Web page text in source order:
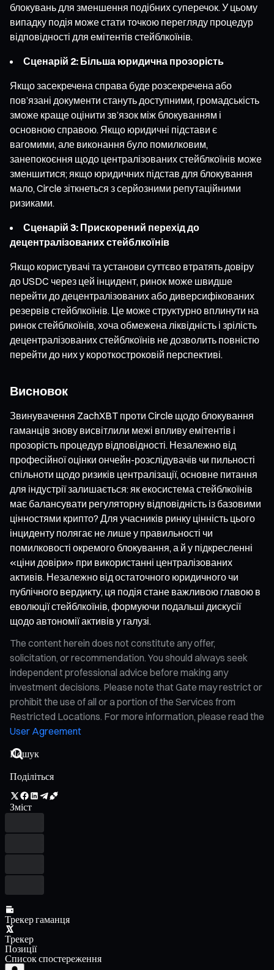
блокувань для зменшення подібних суперечок. У цьому
випадку подія може стати точкою перегляду процедур
відповідності для емітентів стейблкоїнів.
Сценарій 2: Більша юридична прозорість
Якщо засекречена справа буде розсекречена або
пов’язані документи стануть доступними, громадськість
зможе краще оцінити зв’язок між блокуванням і
основною справою. Якщо юридичні підстави є
вагомими, але виконання було помилковим,
занепокоєння щодо централізованих стейблкоїнів може
зменшитися; якщо юридичних підстав для блокування
мало, Circle зіткнеться з серйозними репутаційними
ризиками.
Сценарій 3: Прискорений перехід до
децентралізованих стейблкоїнів
Якщо користувачі та установи суттєво втратять довіру
до USDC через цей інцидент, ринок може швидше
перейти до децентралізованих або диверсифікованих
резервів стейблкоїнів. Це може структурно вплинути на
ринок стейблкоїнів, хоча обмежена ліквідність і зрілість
децентралізованих стейблкоїнів не дозволить повністю
перейти до них у короткостроковій перспективі.
Висновок
Звинувачення ZachXBT проти Circle щодо блокування
гаманців знову висвітлили межі впливу емітентів і
прозорість процедур відповідності. Незалежно від
професійної оцінки ончейн-розслідувачів чи пильності
спільноти щодо ризиків централізації, основне питання
для індустрії залишається: як екосистема стейблкоїнів
має балансувати регуляторну відповідність із базовими
цінностями крипто? Для учасників ринку цінність цього
інциденту полягає не лише у правильності чи
помилковості окремого блокування, а й у підкресленні
«ціни довіри» при використанні централізованих
активів. Незалежно від остаточного юридичного чи
публічного вердикту, ця подія стане важливою главою в
еволюції стейблкоїнів, формуючи подальші дискусії
щодо автономії активів у галузі.
The content herein does not constitute any offer,
solicitation, or recommendation. You should always seek
independent professional advice before making any
investment decisions. Please note that Gate may restrict or
prohibit the use of all or a portion of the Services from
Restricted Locations. For more information, please read the
User Agreement
Поділіться
Зміст
Трекер гаманця
Трекер
Позиції
Список спостереження